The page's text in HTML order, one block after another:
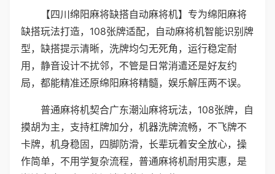
【四川绵阳麻将缺搭自动麻将机】专为绵阳麻将
缺搭玩法打造，108张牌适配，自动麻将机智能识别牌
型，缺搭提示清晰，洗牌均匀无死角，运行稳定耐
用，静音设计不扰邻，不管是日常消遣还是好友约
局，都能精准还原绵阳麻将精髓，娱乐解压两不误。
普通麻将机契合广东潮汕麻将玩法，108张牌，自
摸胡为主，支持杠牌加分，机器洗牌流畅，不飞牌不
卡牌，机身稳固，四脚防滑，长辈玩着安全放心，操
作简单，不用学复杂流程，普通麻将机耐用实惠，是